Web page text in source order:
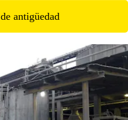
de antigüedad